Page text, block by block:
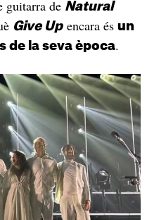
guitarra de Natural
Give Upencara és un
de la seva època.